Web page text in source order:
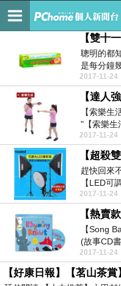
蘋的網誌
聰明的都
是每分鐘
回報小編
2017-11-24
【達人
【索樂
"【索樂生
宜、...
2017-11-24
趕快回來
【LED可
(LED...
2017-11-24
【Song
(故事CD
2017-11-24